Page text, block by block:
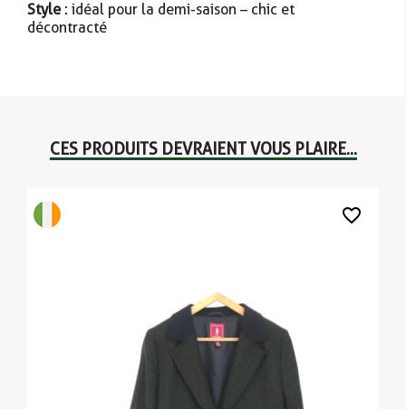
Style: idéal pour la demi-saison – chic et
décontracté
CES PRODUITS DEVRAIENT VOUS PLAIRE...
favorite_border